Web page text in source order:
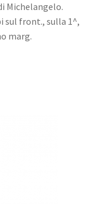
Michelangelo.
sul front., sulla 1^,
marg.